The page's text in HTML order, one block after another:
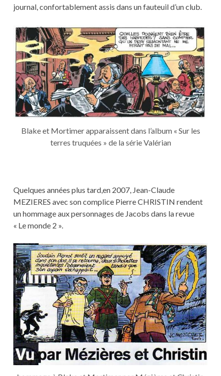
journal, confortablement assis dans un fauteuil d’un club.
Blake et Mortimer apparaissent dans l’album « Sur les
terres truquées » de la série Valérian
Quelques années plus tard,en 2007, Jean-Claude
MEZIERES avec son complice Pierre CHRISTIN rendent
un hommage aux personnages de Jacobs dans la revue
« Le monde 2 ».